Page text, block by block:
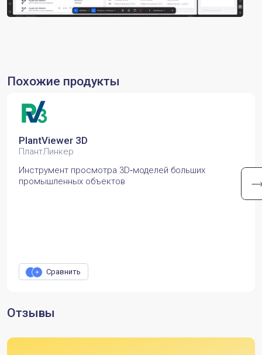
Похожие продукты
PlantViewer 3D
ПлантЛинкер
Инструмент просмотра 3D‑моделей больших
промышленных объектов
Сравнить
Отзывы